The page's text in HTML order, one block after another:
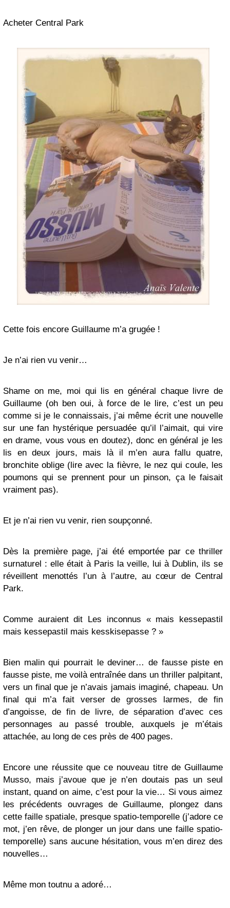
Acheter Central Park
Cette fois encore Guillaume m’a grugée !
Je n’ai rien vu venir…
Shame on me, moi qui lis en général chaque livre de
Guillaume (oh ben oui, à force de le lire, c’est un peu
comme si je le connaissais, j’ai même écrit une nouvelle
sur une fan hystérique persuadée qu’il l’aimait, qui vire
en drame, vous vous en doutez), donc en général je les
lis en deux jours, mais là il m’en aura fallu quatre,
bronchite oblige (lire avec la fièvre, le nez qui coule, les
poumons qui se prennent pour un pinson, ça le faisait
vraiment pas).
Et je n’ai rien vu venir, rien soupçonné.
Dès la première page, j’ai été emportée par ce thriller
surnaturel : elle était à Paris la veille, lui à Dublin, ils se
réveillent menottés l’un à l’autre, au cœur de Central
Park.
Comme auraient dit Les inconnus « mais kessepastil
mais kessepastil mais kesskisepasse ? »
Bien malin qui pourrait le deviner… de fausse piste en
fausse piste, me voilà entraînée dans un thriller palpitant,
vers un final que je n’avais jamais imaginé, chapeau. Un
final qui m’a fait verser de grosses larmes, de fin
d’angoisse, de fin de livre, de séparation d’avec ces
personnages au passé trouble, auxquels je m’étais
attachée, au long de ces près de 400 pages.
Encore une réussite que ce nouveau titre de Guillaume
Musso, mais j’avoue que je n’en doutais pas un seul
instant, quand on aime, c’est pour la vie… Si vous aimez
les précédents ouvrages de Guillaume, plongez dans
cette faille spatiale, presque spatio-temporelle (j’adore ce
mot, j’en rêve, de plonger un jour dans une faille spatio-
temporelle) sans aucune hésitation, vous m’en direz des
nouvelles…
Même mon toutnu a adoré…